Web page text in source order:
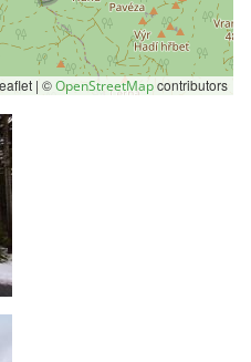
| ©OpenStreetMapcontributors